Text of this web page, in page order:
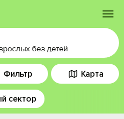
без детей
Фильтр Карта
сектор